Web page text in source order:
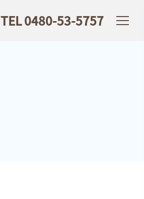
TEL 0480-53-5757